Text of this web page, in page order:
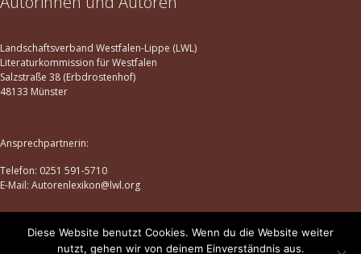
Landschaftsverband Westfalen-Lippe (LWL)
Literaturkommission für Westfalen
Salzstraße 38 (Erbdrostenhof)
48133 Münster
Ansprechpartnerin:
Telefon: 0251 591-5710
E-Mail: Autorenlexikon@lwl.org
Datenschutz |Impressum
Diese Website benutzt Cookies. Wenn du die Website weiter
nutzt, gehen wir von deinem Einverständnis aus.